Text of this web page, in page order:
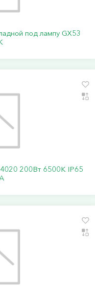
под лампу GX53
200Вт 6500К IP65